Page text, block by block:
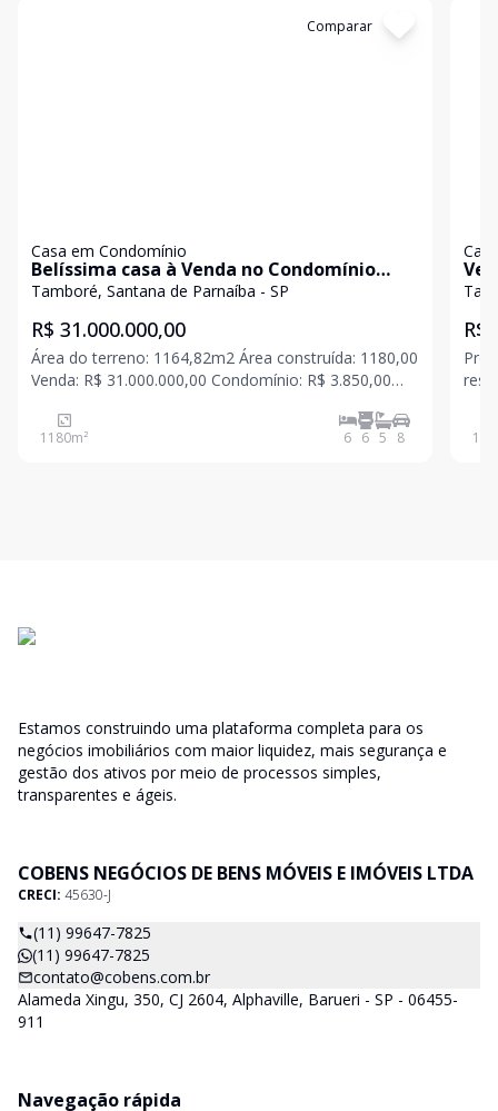
Comparar
Casa em Condomínio
Belíssima casa à Venda no Condomínio
Residencial 3 - Alphaville
Tamboré, Santana de Parnaíba - SP
R$ 31.000.000,00
Área do terreno: 1164,82m2 Área construída: 1180,00
Venda: R$ 31.000.000,00 Condomínio: R$ 3.850,00
com três pavimentos, ambientes amplos e projeto
sofisticado, que alia modernidade, conforto e e
1180m² 6 6 5 8
R$
Estamos construindo uma plataforma completa para os
negócios imobiliários com maior liquidez, mais segurança e
gestão dos ativos por meio de processos simples,
transparentes e ágeis.
COBENS NEGÓCIOS DE BENS MÓVEIS E IMÓVEIS LTDA
CRECI: 45630-J
(11) 99647-7825
(11) 99647-7825
contato@cobens.com.br
Alameda Xingu, 350, CJ 2604, Alphaville, Barueri - SP - 06455-
911
Navegação rápida